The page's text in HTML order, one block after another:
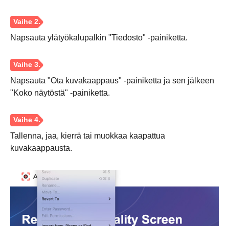
Napsauta ylätyökalupalkin "Tiedosto" -painiketta.
Napsauta "Ota kuvakaappaus" -painiketta ja sen jälkeen
"Koko näytöstä" -painiketta.
Tallenna, jaa, kierrä tai muokkaa kaapattua
kuvakaappausta.